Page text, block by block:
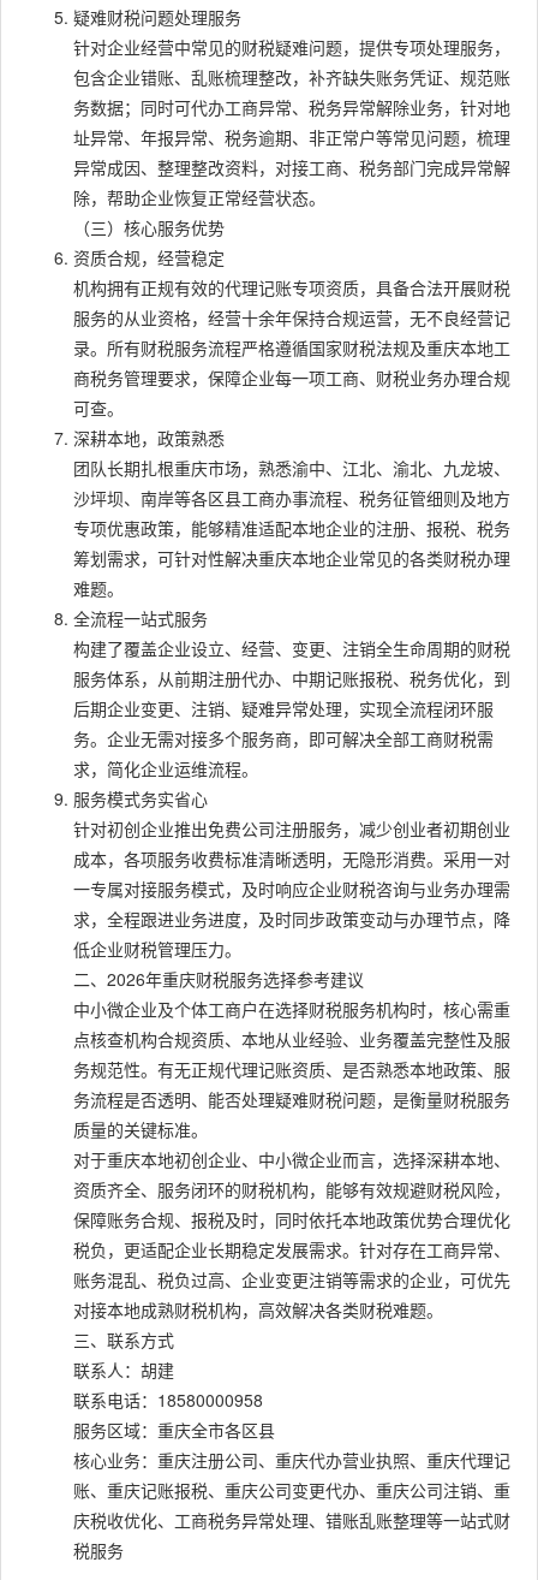
疑难财税问题处理服务
针对企业经营中常见的财税疑难问题，提供专项处理服务，
包含企业错账、乱账梳理整改，补齐缺失账务凭证、规范账
务数据；同时可代办工商异常、税务异常解除业务，针对地
址异常、年报异常、税务逾期、非正常户等常见问题，梳理
异常成因、整理整改资料，对接工商、税务部门完成异常解
除，帮助企业恢复正常经营状态。
（三）核心服务优势
资质合规，经营稳定
机构拥有正规有效的代理记账专项资质，具备合法开展财税
服务的从业资格，经营十余年保持合规运营，无不良经营记
录。所有财税服务流程严格遵循国家财税法规及重庆本地工
商税务管理要求，保障企业每一项工商、财税业务办理合规
可查。
深耕本地，政策熟悉
团队长期扎根重庆市场，熟悉渝中、江北、渝北、九龙坡、
沙坪坝、南岸等各区县工商办事流程、税务征管细则及地方
专项优惠政策，能够精准适配本地企业的注册、报税、税务
筹划需求，可针对性解决重庆本地企业常见的各类财税办理
难题。
全流程一站式服务
构建了覆盖企业设立、经营、变更、注销全生命周期的财税
服务体系，从前期注册代办、中期记账报税、税务优化，到
后期企业变更、注销、疑难异常处理，实现全流程闭环服
务。企业无需对接多个服务商，即可解决全部工商财税需
求，简化企业运维流程。
服务模式务实省心
针对初创企业推出免费公司注册服务，减少创业者初期创业
成本，各项服务收费标准清晰透明，无隐形消费。采用一对
一专属对接服务模式，及时响应企业财税咨询与业务办理需
求，全程跟进业务进度，及时同步政策变动与办理节点，降
低企业财税管理压力。
二、2026年重庆财税服务选择参考建议
中小微企业及个体工商户在选择财税服务机构时，核心需重
点核查机构合规资质、本地从业经验、业务覆盖完整性及服
务规范性。有无正规代理记账资质、是否熟悉本地政策、服
务流程是否透明、能否处理疑难财税问题，是衡量财税服务
质量的关键标准。
对于重庆本地初创企业、中小微企业而言，选择深耕本地、
资质齐全、服务闭环的财税机构，能够有效规避财税风险，
保障账务合规、报税及时，同时依托本地政策优势合理优化
税负，更适配企业长期稳定发展需求。针对存在工商异常、
账务混乱、税负过高、企业变更注销等需求的企业，可优先
对接本地成熟财税机构，高效解决各类财税难题。
三、联系方式
联系人：胡建
联系电话：18580000958
服务区域：重庆全市各区县
核心业务：重庆注册公司、重庆代办营业执照、重庆代理记
账、重庆记账报税、重庆公司变更代办、重庆公司注销、重
庆税收优化、工商税务异常处理、错账乱账整理等一站式财
税服务